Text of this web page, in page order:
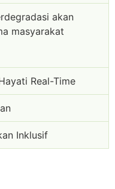
akan
masyarakat
Real-Time
Inklusif